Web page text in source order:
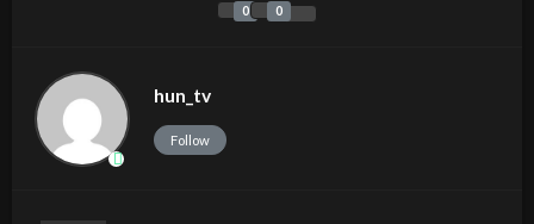
0 0
hun_tv
Follow